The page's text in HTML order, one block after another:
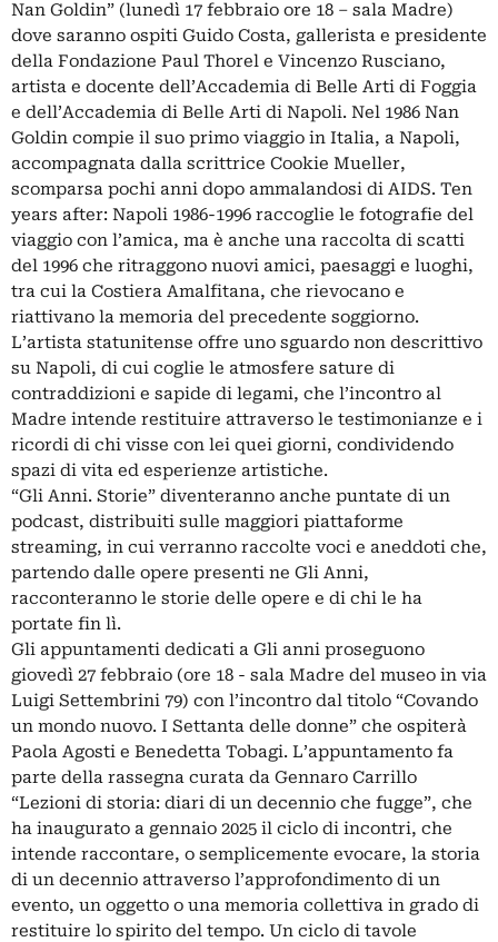
Nan Goldin” (lunedì 17 febbraio ore 18 – sala Madre)
dove saranno ospiti Guido Costa, gallerista e presidente
della Fondazione Paul Thorel e Vincenzo Rusciano,
artista e docente dell’Accademia di Belle Arti di Foggia
e dell’Accademia di Belle Arti di Napoli. Nel 1986 Nan
Goldin compie il suo primo viaggio in Italia, a Napoli,
accompagnata dalla scrittrice Cookie Mueller,
scomparsa pochi anni dopo ammalandosi di AIDS. Ten
years after: Napoli 1986-1996 raccoglie le fotografie del
viaggio con l’amica, ma è anche una raccolta di scatti
del 1996 che ritraggono nuovi amici, paesaggi e luoghi,
tra cui la Costiera Amalfitana, che rievocano e
riattivano la memoria del precedente soggiorno.
L’artista statunitense offre uno sguardo non descrittivo
su Napoli, di cui coglie le atmosfere sature di
contraddizioni e sapide di legami, che l’incontro al
Madre intende restituire attraverso le testimonianze e i
ricordi di chi visse con lei quei giorni, condividendo
spazi di vita ed esperienze artistiche.
“Gli Anni. Storie” diventeranno anche puntate di un
podcast, distribuiti sulle maggiori piattaforme
streaming, in cui verranno raccolte voci e aneddoti che,
partendo dalle opere presenti ne Gli Anni,
racconteranno le storie delle opere e di chi le ha
portate fin lì.
Gli appuntamenti dedicati a Gli anni proseguono
giovedì 27 febbraio (ore 18 - sala Madre del museo in via
Luigi Settembrini 79) con l’incontro dal titolo “Covando
un mondo nuovo. I Settanta delle donne” che ospiterà
Paola Agosti e Benedetta Tobagi. L’appuntamento fa
parte della rassegna curata da Gennaro Carrillo
“Lezioni di storia: diari di un decennio che fugge”, che
ha inaugurato a gennaio 2025 il ciclo di incontri, che
intende raccontare, o semplicemente evocare, la storia
di un decennio attraverso l’approfondimento di un
evento, un oggetto o una memoria collettiva in grado di
restituire lo spirito del tempo. Un ciclo di tavole